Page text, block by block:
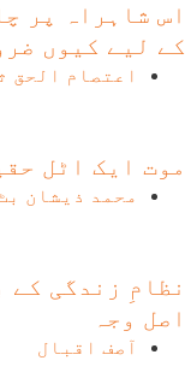
اس شاہراہ پر
کے لیے کیوں
اعتصام الحق
موت ایک اٹل
محمد ذیشان
نظامِ زندگی کے
اصل وجہ
آصف اقبال